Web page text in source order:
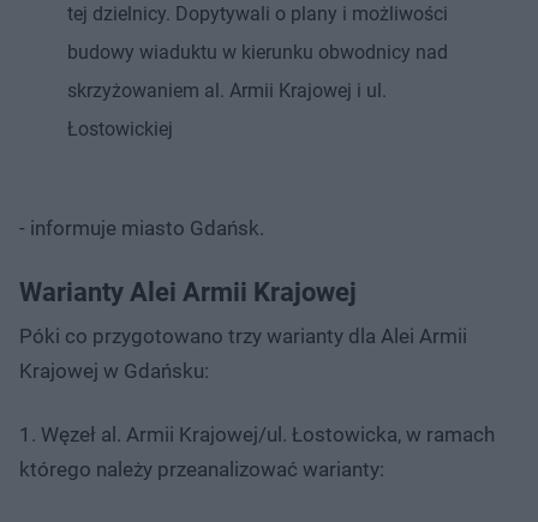
tej dzielnicy. Dopytywali o plany i możliwości
budowy wiaduktu w kierunku obwodnicy nad
skrzyżowaniem al. Armii Krajowej i ul.
Łostowickiej
- informuje miasto Gdańsk.
Warianty Alei Armii Krajowej
Póki co przygotowano trzy warianty dla Alei Armii
Krajowej w Gdańsku:
1. Węzeł al. Armii Krajowej/ul. Łostowicka, w ramach
którego należy przeanalizować warianty: